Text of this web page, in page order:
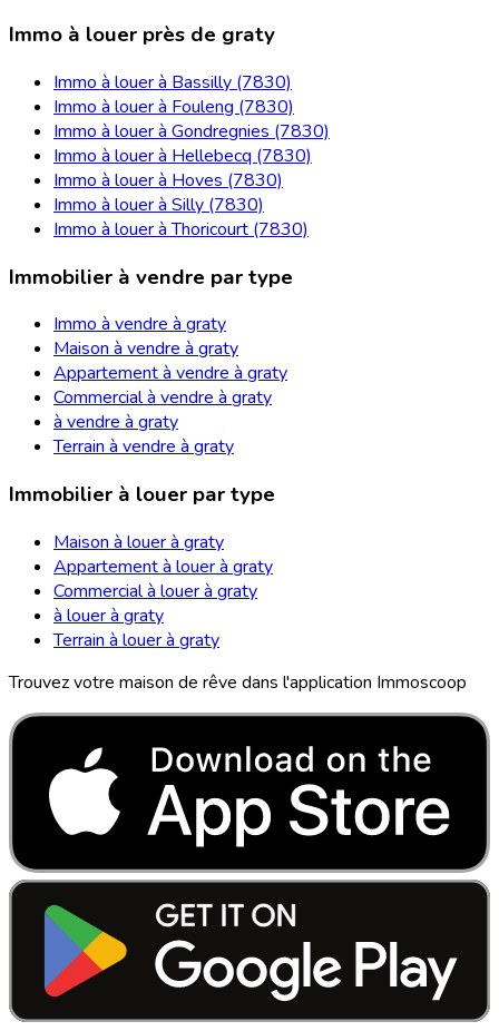
Immo à louer près de graty
Immo à louer à Bassilly (7830)
Immo à louer à Fouleng (7830)
Immo à louer à Gondregnies (7830)
Immo à louer à Hellebecq (7830)
Immo à louer à Hoves (7830)
Immo à louer à Silly (7830)
Immo à louer à Thoricourt (7830)
Immobilier à vendre par type
Immo à vendre à graty
Maison à vendre à graty
Appartement à vendre à graty
Commercial à vendre à graty
à vendre à graty
Terrain à vendre à graty
Immobilier à louer par type
Maison à louer à graty
Appartement à louer à graty
Commercial à louer à graty
à louer à graty
Terrain à louer à graty
Trouvez votre maison de rêve dans l'application Immoscoop